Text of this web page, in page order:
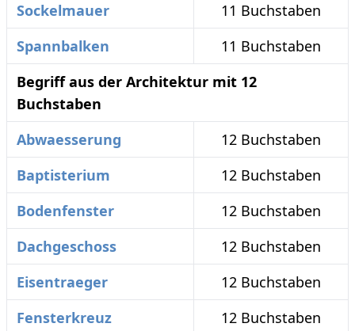
Sockelmauer
11 Buchstaben
Spannbalken
11 Buchstaben
Begriff aus der Architektur mit 12
Buchstaben
Abwaesserung
12 Buchstaben
Baptisterium
12 Buchstaben
Bodenfenster
12 Buchstaben
Dachgeschoss
12 Buchstaben
Eisentraeger
12 Buchstaben
Fensterkreuz
12 Buchstaben